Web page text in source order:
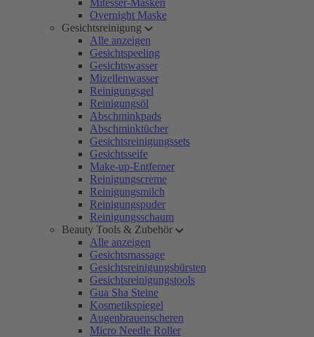
Mitesser-Masken
Overnight Maske
Gesichtsreinigung
Alle anzeigen
Gesichtspeeling
Gesichtswasser
Mizellenwasser
Reinigungsgel
Reinigungsöl
Abschminkpads
Abschminktücher
Gesichtsreinigungssets
Gesichtsseife
Make-up-Entferner
Reinigungscreme
Reinigungsmilch
Reinigungspuder
Reinigungsschaum
Beauty Tools & Zubehör
Alle anzeigen
Gesichtsmassage
Gesichtsreinigungsbürsten
Gesichtsreinigungstools
Gua Sha Steine
Kosmetikspiegel
Augenbrauenscheren
Micro Needle Roller